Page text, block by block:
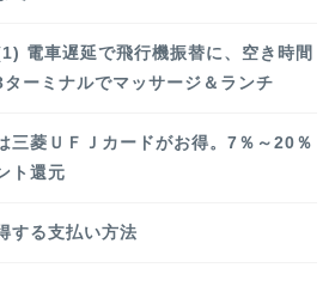
電車遅延で飛行機振替に、空き時間
ーミナルでマッサージ＆ランチ
三菱ＵＦＪカードがお得。7％～20％
ト還元
する支払い方法